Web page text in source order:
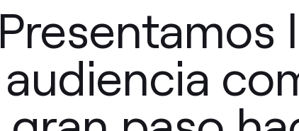
Presentamos
audiencia